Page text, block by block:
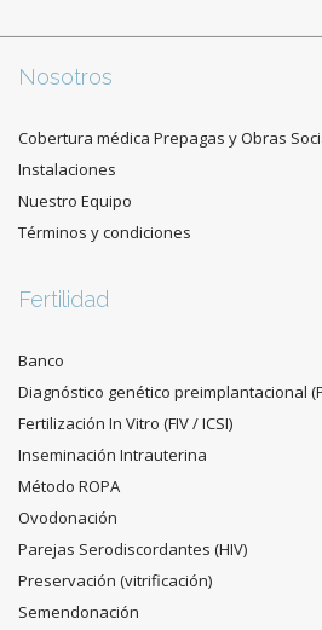
Nosotros
Cobertura médica Prepagas y Obras
Instalaciones
Nuestro Equipo
Términos y condiciones
Fertilidad
Banco
Diagnóstico genético preimplantacional
Fertilización In Vitro (FIV / ICSI)
Inseminación Intrauterina
Método ROPA
Ovodonación
Parejas Serodiscordantes (HIV)
Preservación (vitrificación)
Semendonación